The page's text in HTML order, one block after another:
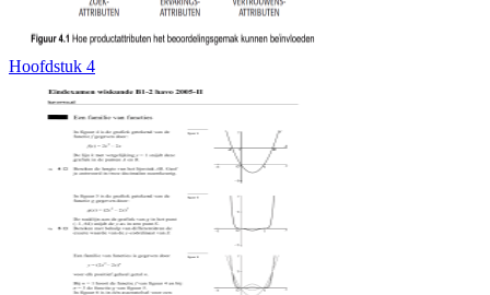
Hoofdstuk 4